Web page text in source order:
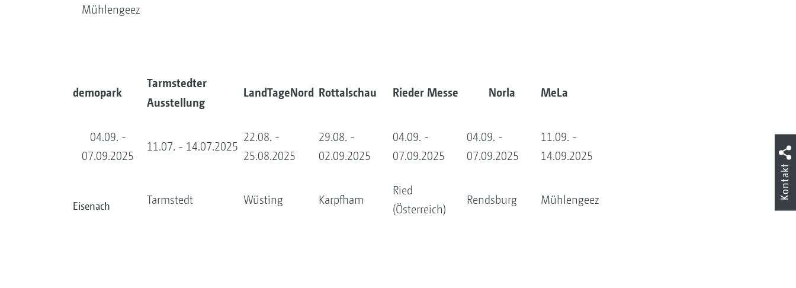
Mühlengeez
demopark
Tarmstedter
Ausstellung
LandTageNord Rottalschau Rieder Messe Norla MeLa
04.09. -
07.09.2025
11.07. - 14.07.2025
22.08. -
25.08.2025
29.08. -
02.09.2025
04.09. -
07.09.2025
04.09. -
07.09.2025
11.09. -
14.09.2025
Eisenach Tarmstedt Wüsting Karpfham
Ried
(Österreich)
Rendsburg Mühlengeez Kontakt